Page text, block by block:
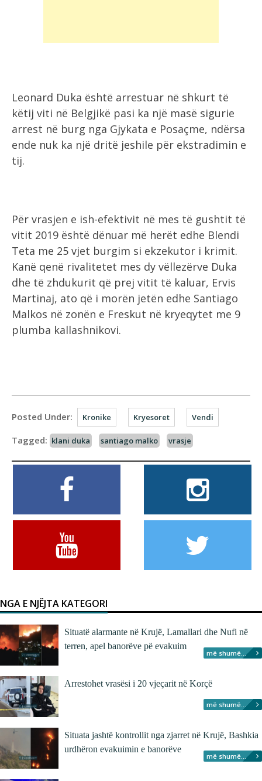
Leonard Duka është arrestuar në shkurt të
këtij viti në Belgjikë pasi ka një masë sigurie
arrest në burg nga Gjykata e Posaçme, ndërsa
ende nuk ka një dritë jeshile për ekstradimin e
tij.
Për vrasjen e ish-efektivit në mes të gushtit të
vitit 2019 është dënuar më herët edhe Blendi
Teta me 25 vjet burgim si ekzekutor i krimit.
Kanë qenë rivalitetet mes dy vëllezërve Duka
dhe të zhdukurit që prej vitit të kaluar, Ervis
Martinaj, ato që i morën jetën edhe Santiago
Malkos në zonën e Freskut në kryeqytet me 9
plumba kallashnikovi.
Posted Under: Kronike Kryesoret Vendi
Tagged: klani duka santiago malko vrasje
NGA E NJËJTA KATEGORI
Situatë alarmante në Krujë, Lamallari dhe Nufi në
terren, apel banorëve pë evakuim
më shumë...
Arrestohet vrasësi i 20 vjeçarit në Korçë
më shumë...
Situata jashtë kontrollit nga zjarret në Krujë, Bashkia
urdhëron evakuimin e banorëve
më shumë...